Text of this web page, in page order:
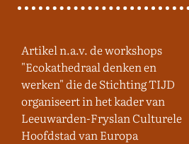
Artikel n.a.v. de workshops
"Ecokathedraal denken en
werken" die de Stichting TIJD
organiseert in het kader van
Leeuwarden-Fryslan Culturele
Hoofdstad van Europa